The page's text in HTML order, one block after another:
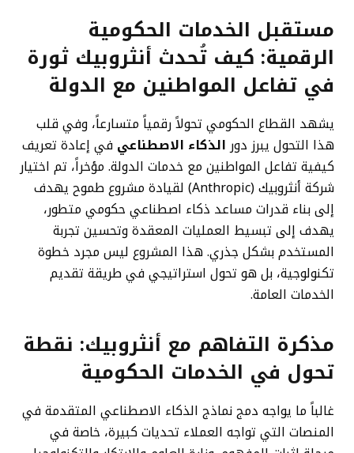
مستقبل الخدمات الحكومية
الرقمية: كيف تُحدث أنثروبيك ثورة
في تفاعل المواطنين مع الدولة
يشهد القطاع الحكومي تحولاً رقمياً متسارعاً، وفي قلب
هذا التحول يبرز دورالذكاء الاصطناعي في إعادة تعريف
كيفية تفاعل المواطنين مع خدمات الدولة. مؤخراً، تم اختيار
شركة أنثروبيك (Anthropic) لقيادة مشروع طموح يهدف
إلى بناء قدرات مساعد ذكاء اصطناعي حكومي متطور،
يهدف إلى تبسيط العمليات المعقدة وتحسين تجربة
المستخدم بشكل جذري. هذا المشروع ليس مجرد خطوة
تكنولوجية، بل هو تحول استراتيجي في طريقة تقديم
الخدمات العامة.
مذكرة التفاهم مع أنثروبيك: نقطة
تحول في الخدمات الحكومية
غالباً ما يواجه دمج نماذج الذكاء الاصطناعي المتقدمة في
المنصات التي تواجه العملاء تحديات كبيرة، خاصة في